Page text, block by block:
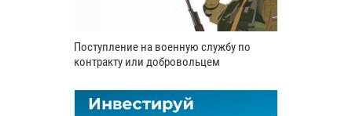
Поступление на военную службу по
контракту или добровольцем